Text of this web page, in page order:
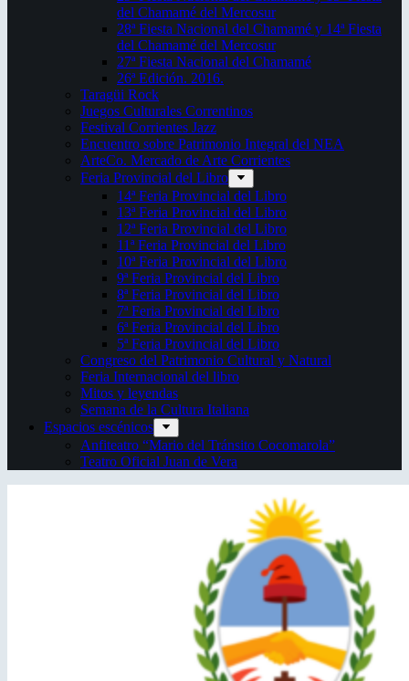
del Chamamé del Mercosur
28ª Fiesta Nacional del Chamamé y 14ª Fiesta
del Chamamé del Mercosur
27ª Fiesta Nacional del Chamamé
26ª Edición. 2016.
Taragüi Rock
Juegos Culturales Correntinos
Festival Corrientes Jazz
Encuentro sobre Patrimonio Integral del NEA
ArteCo. Mercado de Arte Corrientes
Feria Provincial del Libro
14ª Feria Provincial del Libro
13ª Feria Provincial del Libro
12ª Feria Provincial del Libro
11ª Feria Provincial del Libro
10ª Feria Provincial del Libro
9ª Feria Provincial del Libro
8ª Feria Provincial del Libro
7ª Feria Provincial del Libro
6ª Feria Provincial del Libro
5ª Feria Provincial del Libro
Congreso del Patrimonio Cultural y Natural
Feria Internacional del libro
Mitos y leyendas
Semana de la Cultura Italiana
Espacios escénicos
Anfiteatro “Mario del Tránsito Cocomarola”
Teatro Oficial Juan de Vera